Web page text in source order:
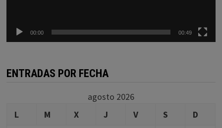
00:00 00:49
ENTRADAS POR FECHA
agosto 2026
L
M X J V S
D